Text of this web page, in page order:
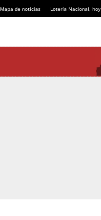
Mapa de noticias Lotería Nacional, hoy